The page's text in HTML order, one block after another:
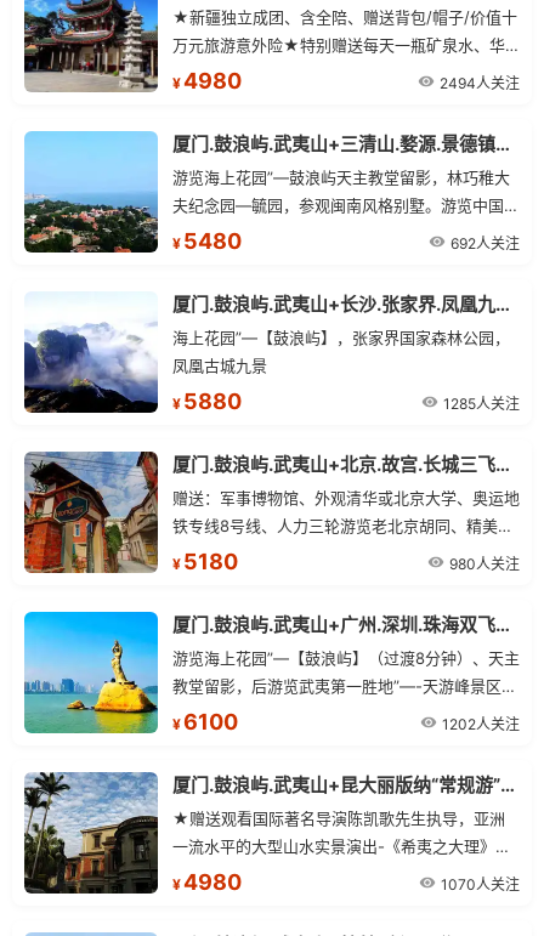
★新疆独立成团、含全陪、赠送背包/帽子/价值十
万元旅游意外险★特别赠送每天一瓶矿泉水、华
东段赠送西湖醋鱼、无锡酱排骨★区别于散客行
¥4980 2494人关注
厦门.鼓浪屿.武夷山+三清山.婺源.景德镇单飞双卧13日
游览海上花园”—鼓浪屿天主教堂留影，林巧稚大
夫纪念园—毓园，参观闽南风格别墅。游览中国最
美的乡村——婺源 ，
¥ 5480 692人关注
厦门.鼓浪屿.武夷山+长沙.张家界.凤凰九景纯玩双飞10日
海上花园”—【鼓浪屿】，张家界国家森林公园，
凤凰古城九景
¥ 5880 1285人关注
厦门.鼓浪屿.武夷山+北京.故宫.长城三飞双卧10日
赠送：军事博物馆、外观清华或北京大学、奥运地
铁专线8号线、人力三轮游览老北京胡同、精美胸
牌、集体照（以家庭为单位）、打卤面、烤鸭餐。
¥ 5180 980人关注
厦门.鼓浪屿.武夷山+广州.深圳.珠海双飞三卧11日
游览海上花园”—【鼓浪屿】（过渡8分钟）、天主
教堂留影，后游览武夷第一胜地”—-天游峰景区
（天游峰、云窝、茶洞 晒布岩、仙浴潭、水月
¥6100 1202人关注
厦门.鼓浪屿.武夷山+昆大丽版纳“常规游”三飞17日
★赠送观看国际著名导演陈凯歌先生执导，亚洲
一流水平的大型山水实景演出-《希夷之大理》，
价值280元
¥4980 1070人关注